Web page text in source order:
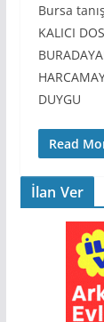
Bursa
KALICI
DUYGU
Read
İlan Ver